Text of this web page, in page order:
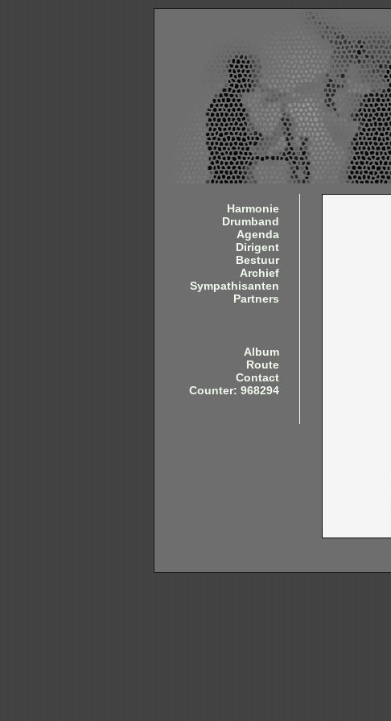
Harmonie
Drumband
Agenda
Dirigent
Bestuur
Archief
Sympathisanten
Partners
Album
Route
Contact
Counter: 968294